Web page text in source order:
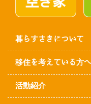
暮らすさきについて
移住を考えている方へ
活動紹介